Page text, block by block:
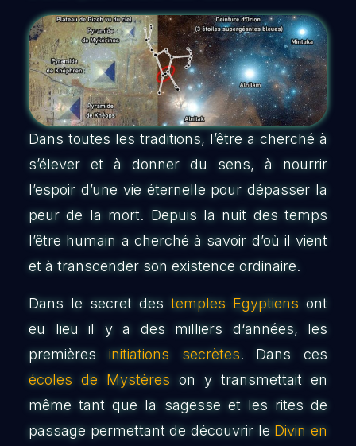
Dans toutes les traditions, l’être a cherché à
s’élever et à donner du sens, à nourrir
l’espoir d’une vie éternelle pour dépasser la
peur de la mort. Depuis la nuit des temps
l’être humain a cherché à savoir d’où il vient
et à transcender son existence ordinaire.
Dans le secret des temples Egyptiens ont
eu lieu il y a des milliers d‘années, les
premières initiations secrètes. Dans ces
écoles de Mystères on y transmettait en
même tant que la sagesse et les rites de
passage permettant de découvrir le Divin en